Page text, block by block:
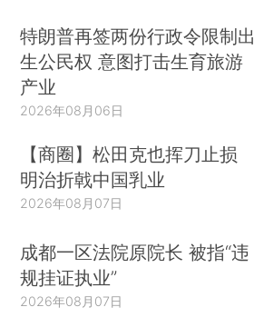
特朗普再签两份行政令限制出
生公民权 意图打击生育旅游
产业
2026年08月06日
【商圈】松田克也挥刀止损
明治折戟中国乳业
2026年08月07日
成都一区法院原院长 被指“违
规挂证执业”
2026年08月07日